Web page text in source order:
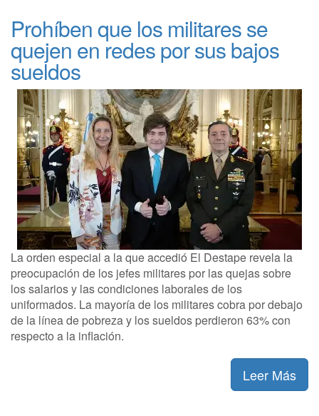
Prohíben que los militares se
quejen en redes por sus bajos
sueldos
La orden especial a la que accedió El Destape revela la
preocupación de los jefes militares por las quejas sobre
los salarios y las condiciones laborales de los
uniformados. La mayoría de los militares cobra por debajo
de la línea de pobreza y los sueldos perdieron 63% con
respecto a la inflación.
Leer Más